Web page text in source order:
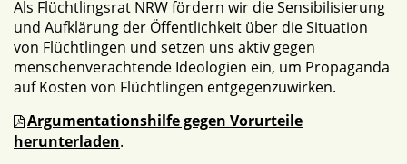
Als Flüchtlingsrat NRW fördern wir die Sensibilisierung
und Aufklärung der Öffentlichkeit über die Situation
von Flüchtlingen und setzen uns aktiv gegen
menschenverachtende Ideologien ein, um Propaganda
auf Kosten von Flüchtlingen entgegenzuwirken.
Argumentationshilfe gegen Vorurteile
herunterladen.